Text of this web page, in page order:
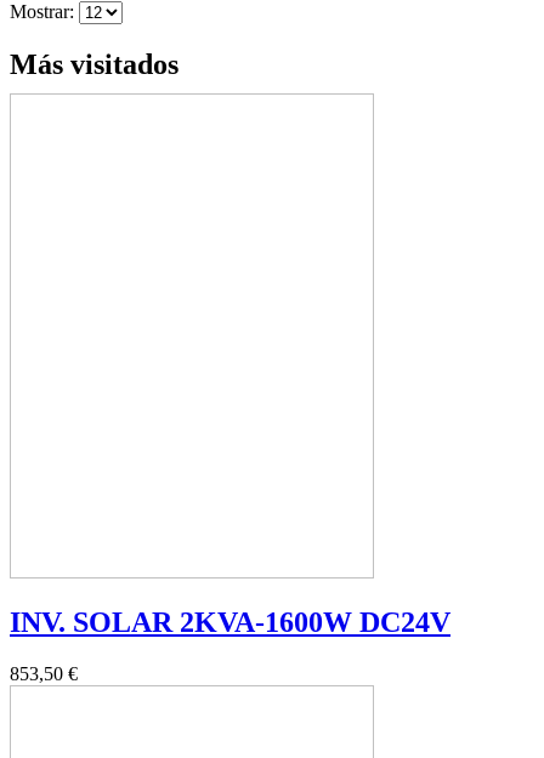
Mostrar:
Más visitados
INV. SOLAR 2KVA-1600W DC24V
853,50 €